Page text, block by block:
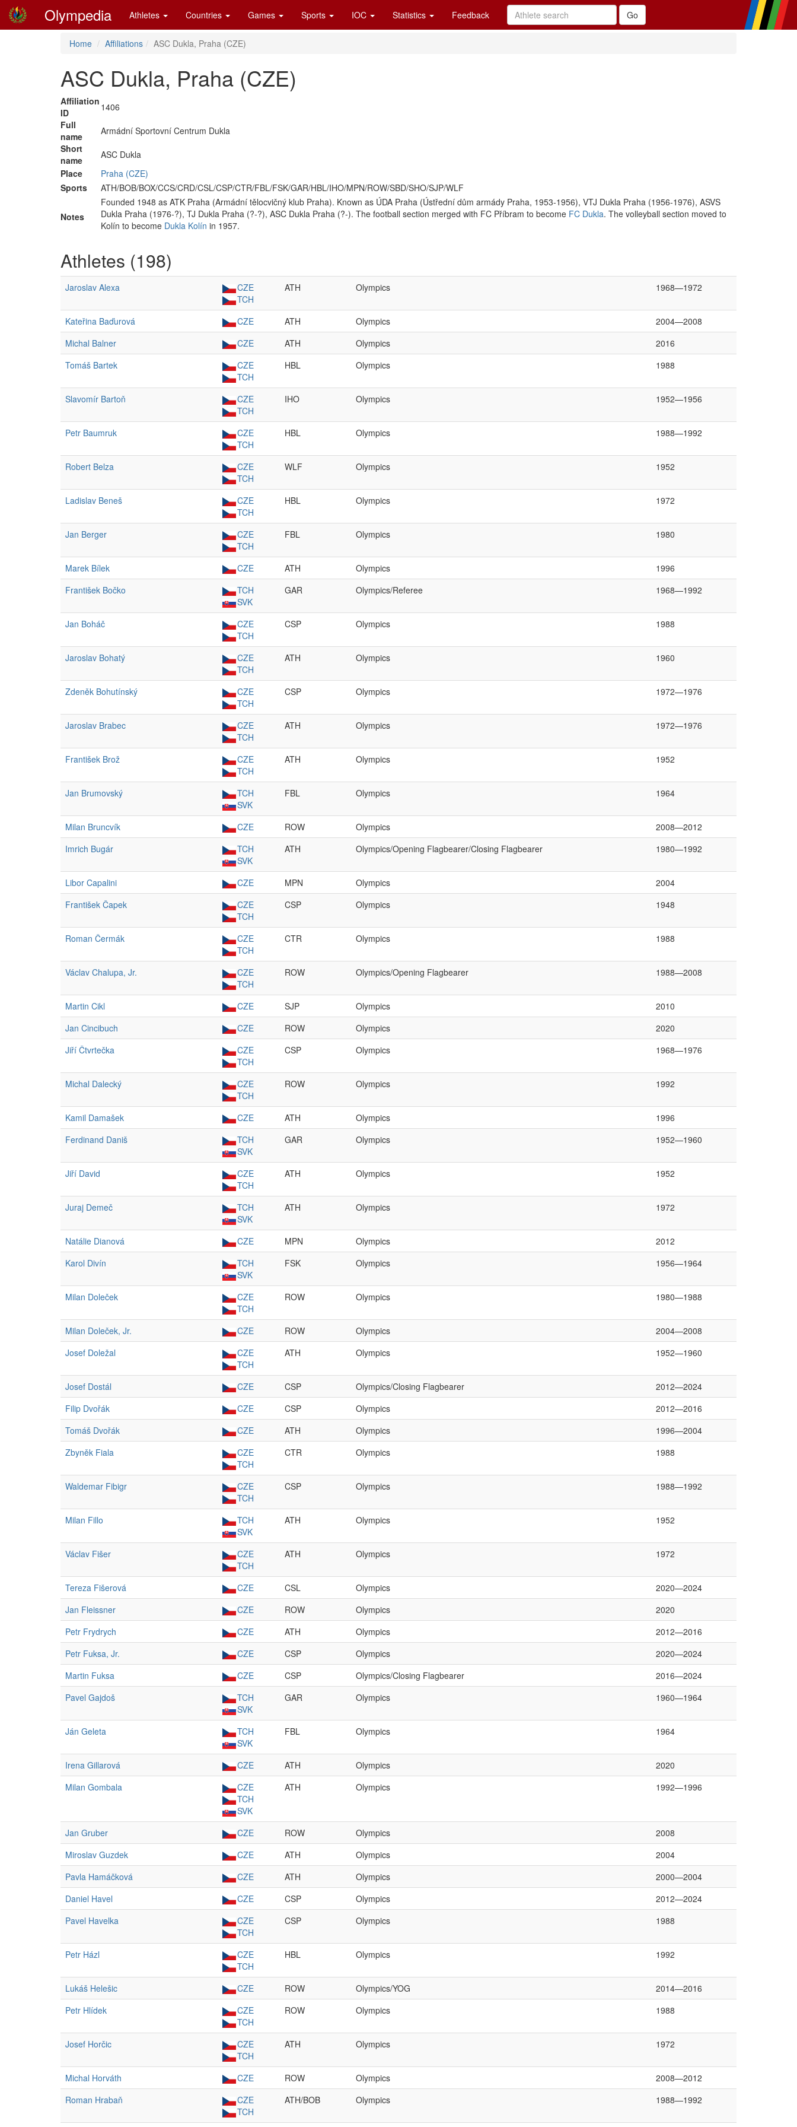
Olympedia Athletes Countries Games Sports IOC Statistics Feedback
Home Affiliations ASC Dukla, Praha (CZE)
ASC Dukla, Praha (CZE)
Affiliation
ID
1406
Full
name
Armádní Sportovní Centrum Dukla
Short
name
ASC Dukla
Place
Praha (CZE)
Sports
ATH/BOB/BOX/CCS/CRD/CSL/CSP/CTR/FBL/FSK/GAR/HBL/IHO/MPN/ROW/SBD/SHO/SJP/WLF
Notes
Founded 1948 as ATK Praha (Armádní tělocvičný klub Praha). Known as ÚDA Praha (Ústřední dům armády Praha, 1953-1956), VTJ Dukla Praha (1956-1976), ASVS
Dukla Praha (1976-?), TJ Dukla Praha (?-?), ASC Dukla Praha (?-). The football section merged with FC Příbram to become FC Dukla. The volleyball section moved to
Kolín to become Dukla Kolín in 1957.
Athletes (198)
Jaroslav Alexa
CZE
TCH
ATH Olympics 1968—1972
Kateřina Baďurová CZE ATH Olympics
2004—2008
Michal Balner
CZE ATH Olympics
2016
Tomáš Bartek
CZE
TCH
HBL Olympics 1988
Slavomír Bartoň
CZE
TCH
IHO Olympics 1952—1956
Petr Baumruk
CZE
TCH
HBL Olympics 1988—1992
Robert Belza
CZE
TCH
WLF Olympics 1952
Ladislav Beneš
CZE
TCH
HBL Olympics 1972
Jan Berger
CZE
TCH
FBL Olympics 1980
Marek Bílek CZE ATH Olympics
1996
František Bočko
TCH
SVK
GAR Olympics/Referee 1968—1992
Jan Boháč
CZE
TCH
CSP Olympics 1988
Jaroslav Bohatý
CZE
TCH
ATH Olympics 1960
Zdeněk Bohutínský
CZE
TCH
CSP Olympics 1972—1976
Jaroslav Brabec
CZE
TCH
ATH Olympics 1972—1976
František Brož
CZE
TCH
ATH Olympics 1952
Jan Brumovský
TCH
SVK
FBL Olympics 1964
Milan Bruncvík CZE ROW Olympics
2008—2012
Imrich Bugár
TCH
SVK
ATH Olympics/Opening Flagbearer/Closing Flagbearer 1980—1992
Libor Capalini CZE MPN Olympics
2004
František Čapek
CZE
TCH
CSP Olympics 1948
Roman Čermák
CZE
TCH
CTR Olympics 1988
Václav Chalupa, Jr.
CZE
TCH
ROW Olympics/Opening Flagbearer 1988—2008
Martin Cikl CZE SJP Olympics
2010
Jan Cincibuch
CZE ROW Olympics
2020
Jiří Čtvrtečka
CZE
TCH
CSP Olympics 1968—1976
Michal Dalecký
CZE
TCH
ROW Olympics 1992
Kamil Damašek CZE ATH Olympics
1996
Ferdinand Daniš
TCH
SVK
GAR Olympics 1952—1960
Jiří David
CZE
TCH
ATH Olympics 1952
Juraj Demeč
TCH
SVK
ATH Olympics 1972
Natálie Dianová CZE MPN Olympics
2012
Karol Divín
TCH
SVK
FSK Olympics 1956—1964
Milan Doleček
CZE
TCH
ROW Olympics 1980—1988
Milan Doleček, Jr. CZE ROW Olympics
2004—2008
Josef Doležal
CZE
TCH
ATH Olympics 1952—1960
Josef Dostál CZE CSP Olympics/Closing Flagbearer
2012—2024
Filip Dvořák
CZE CSP Olympics
2012—2016
Tomáš Dvořák
CZE ATH Olympics
1996—2004
Zbyněk Fiala
CZE
TCH
CTR Olympics 1988
Waldemar Fibigr
CZE
TCH
CSP Olympics 1988—1992
Milan Fillo
TCH
SVK
ATH Olympics 1952
Václav Fišer
CZE
TCH
ATH Olympics 1972
Tereza Fišerová CZE CSL Olympics
2020—2024
Jan Fleissner
CZE ROW Olympics
2020
Petr Frydrych
CZE ATH Olympics
2012—2016
Petr Fuksa, Jr.
CZE CSP Olympics
2020—2024
Martin Fuksa
CZE CSP Olympics/Closing Flagbearer
2016—2024
Pavel Gajdoš
TCH
SVK
GAR Olympics 1960—1964
Ján Geleta
TCH
SVK
FBL Olympics 1964
Irena Gillarová CZE ATH Olympics
2020
Milan Gombala
CZE
TCH
SVK
ATH Olympics 1992—1996
Jan Gruber CZE ROW Olympics
2008
Miroslav Guzdek
CZE ATH Olympics
2004
Pavla Hamáčková
CZE ATH Olympics
2000—2004
Daniel Havel
CZE CSP Olympics
2012—2024
Pavel Havelka
CZE
TCH
CSP Olympics 1988
Petr Házl
CZE
TCH
HBL Olympics 1992
Lukáš Helešic CZE ROW Olympics/YOG
2014—2016
Petr Hlídek
CZE
TCH
ROW Olympics 1988
Josef Horčic
CZE
TCH
ATH Olympics 1972
Michal Horváth CZE ROW Olympics
2008—2012
Roman Hrabaň
CZE
TCH
ATH/BOB Olympics 1988—1992